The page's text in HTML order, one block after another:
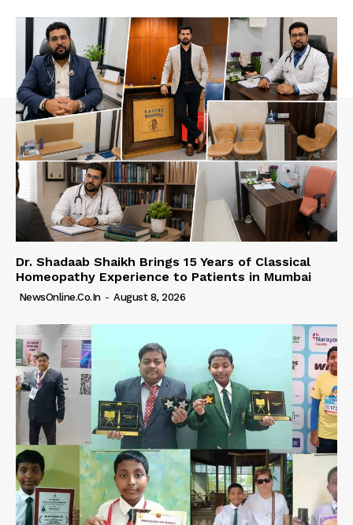
Dr. Shadaab Shaikh Brings 15 Years of Classical
Homeopathy Experience to Patients in Mumbai
NewsOnline.co.in - August 8, 2026